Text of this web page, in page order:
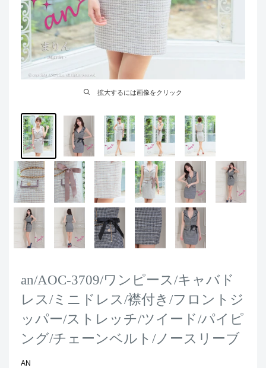
拡大するには画像をクリック
an/AOC-3709/ワンピース/キャバド
レス/ミニドレス/襟付き/フロントジ
ッパー/ストレッチ/ツイード/パイピ
ング/チェーンベルト/ノースリーブ
AN